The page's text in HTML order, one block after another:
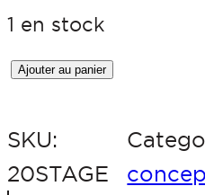
1 en stock
q
a
n
Ajouter au panier
SKU:
20STAGE